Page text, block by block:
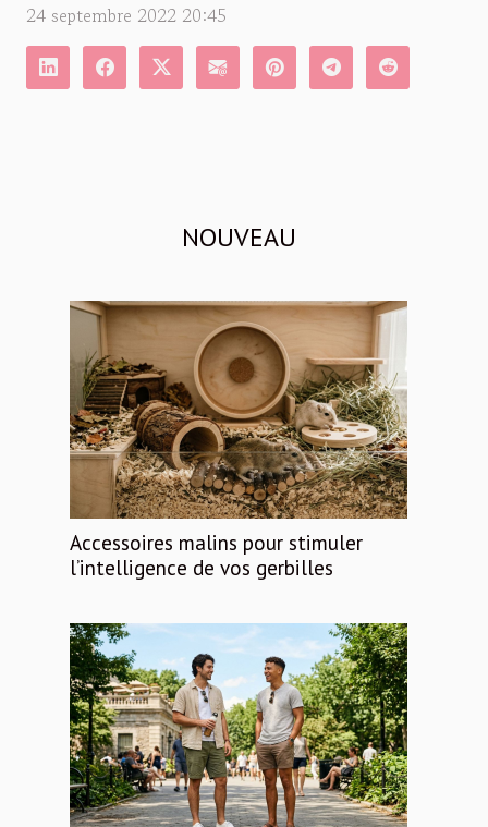
24 septembre 2022 20:45
NOUVEAU
Accessoires malins pour stimuler
l’intelligence de vos gerbilles